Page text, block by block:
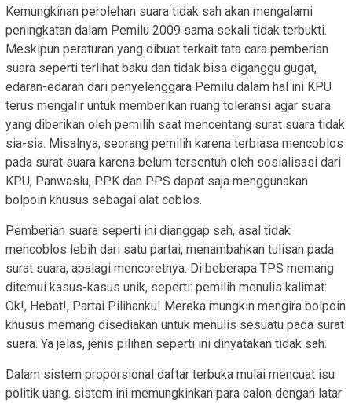
Kemungkinan perolehan suara tidak sah akan mengalami
peningkatan dalam Pemilu 2009 sama sekali tidak terbukti.
Meskipun peraturan yang dibuat terkait tata cara pemberian
suara seperti terlihat baku dan tidak bisa diganggu gugat,
edaran-edaran dari penyelenggara Pemilu dalam hal ini KPU
terus mengalir untuk memberikan ruang toleransi agar suara
yang diberikan oleh pemilih saat mencentang surat suara tidak
sia-sia. Misalnya, seorang pemilih karena terbiasa mencoblos
pada surat suara karena belum tersentuh oleh sosialisasi dari
KPU, Panwaslu, PPK dan PPS dapat saja menggunakan
bolpoin khusus sebagai alat coblos.
Pemberian suara seperti ini dianggap sah, asal tidak
mencoblos lebih dari satu partai, menambahkan tulisan pada
surat suara, apalagi mencoretnya. Di beberapa TPS memang
ditemui kasus-kasus unik, seperti: pemilih menulis kalimat:
Ok!, Hebat!, Partai Pilihanku! Mereka mungkin mengira bolpoin
khusus memang disediakan untuk menulis sesuatu pada surat
suara. Ya jelas, jenis pilihan seperti ini dinyatakan tidak sah.
Dalam sistem proporsional daftar terbuka mulai mencuat isu
politik uang. sistem ini memungkinkan para calon dengan latar